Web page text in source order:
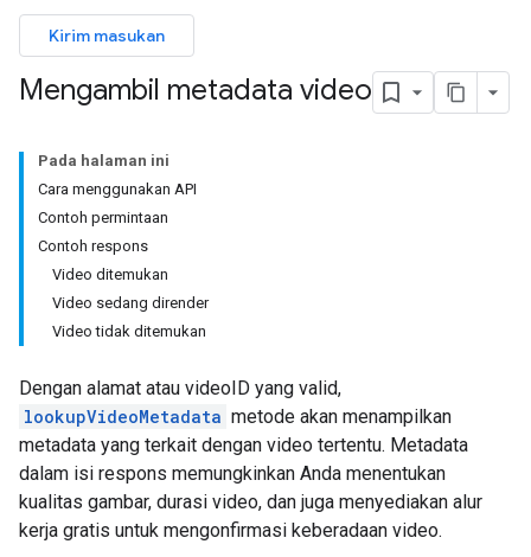
Kirim masukan
Mengambil metadata video
Pada halaman ini
Cara menggunakan API
Contoh permintaan
Contoh respons
Video ditemukan
Video sedang dirender
Video tidak ditemukan
Dengan alamat atau videoID yang valid,
lookupVideoMetadata metode akan menampilkan
metadata yang terkait dengan video tertentu. Metadata
dalam isi respons memungkinkan Anda menentukan
kualitas gambar, durasi video, dan juga menyediakan alur
kerja gratis untuk mengonfirmasi keberadaan video.